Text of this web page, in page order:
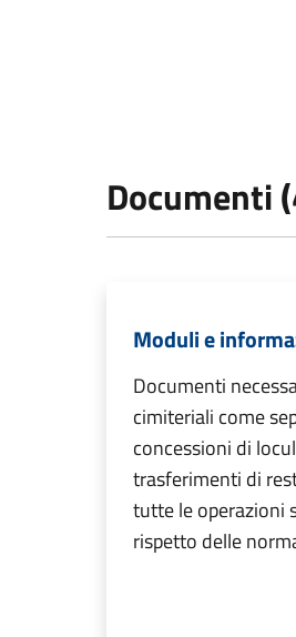
Documenti
Moduli e
Documenti
cimiteriali come
concessioni di
trasferimenti di
tutte le operazioni
rispetto delle